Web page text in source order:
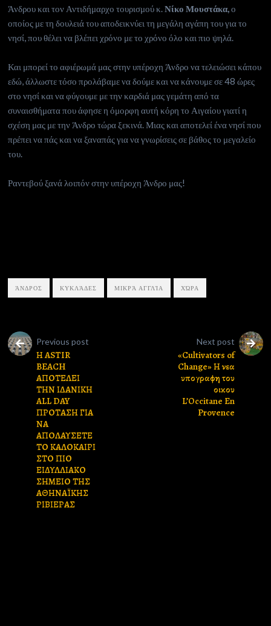
Άνδρου και τον Αντιδήμαρχο τουρισμού κ.Νίκο Μουστάκα,ο
οποίος με τη δουλειά του αποδεικνύει τη μεγάλη αγάπη του για το
νησί, που θέλει να βλέπει χρόνο με το χρόνο όλο και πιο ψηλά.
Και μπορεί το αφιέρωμά μας στην υπέροχη Άνδρο να τελειώσει κάπου
εδώ, άλλωστε τόσο προλάβαμε να δούμε και να κάνουμε σε 48 ώρες
στο νησί και να φύγουμε με την καρδιά μας γεμάτη από τα
συναισθήματα που άφησε η όμορφη αυτή κόρη το Αιγαίου γιατί η
σχέση μας με την Άνδρο τώρα ξεκινά. Μιας και αποτελεί ένα νησί που
πρέπει να πάς και να ξαναπάς για να γνωρίσεις σε βάθος το μεγαλείο
του.
Ραντεβού ξανά λοιπόν στην υπέροχη Άνδρο μας!
ΆΝΔΡΟΣ ΚΥΚΛΆΔΕΣ ΜΙΚΡΆ ΑΓΓΛΊΑ ΧΏΡΑ
Previous post
Η ASTIR
BEACH
ΑΠΟΤΕΛΕΙ
ΤΗΝ ΙΔΑΝΙΚΗ
ALL DAY
ΠΡΟΤΑΣΗ ΓΙΑ
ΝΑ
ΑΠΟΛΑΥΣΕΤΕ
ΤΟ ΚΑΛΟΚΑΙΡΙ
ΣΤΟ ΠΙΟ
ΕΙΔΥΛΛΙΑΚΟ
ΣΗΜΕΙΟ ΤΗΣ
ΑΘΗΝΑΪΚΗΣ
ΡΙΒΙΕΡΑΣ
Next post
«Cultivators of
Change» Η νεα
υπογραφη του
οικου
L’Occitane En
Provence